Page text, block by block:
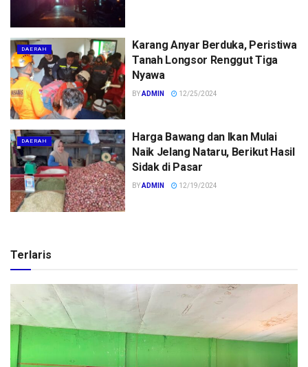
DAERAH
Karang Anyar Berduka, Peristiwa
Tanah Longsor Renggut Tiga
Nyawa
BYADMIN 12/25/2024
DAERAH
Harga Bawang dan Ikan Mulai
Naik Jelang Nataru, Berikut Hasil
Sidak di Pasar
BYADMIN 12/19/2024
Terlaris